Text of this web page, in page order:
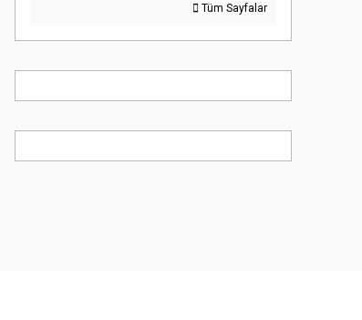
Tüm Sayfalar